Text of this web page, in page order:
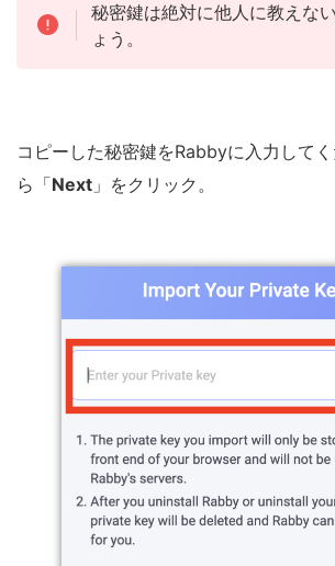
秘密鍵は絶対に他人に教えな
ょう。
コピーした秘密鍵をRabbyに入力して
ら「Next 」をクリック。